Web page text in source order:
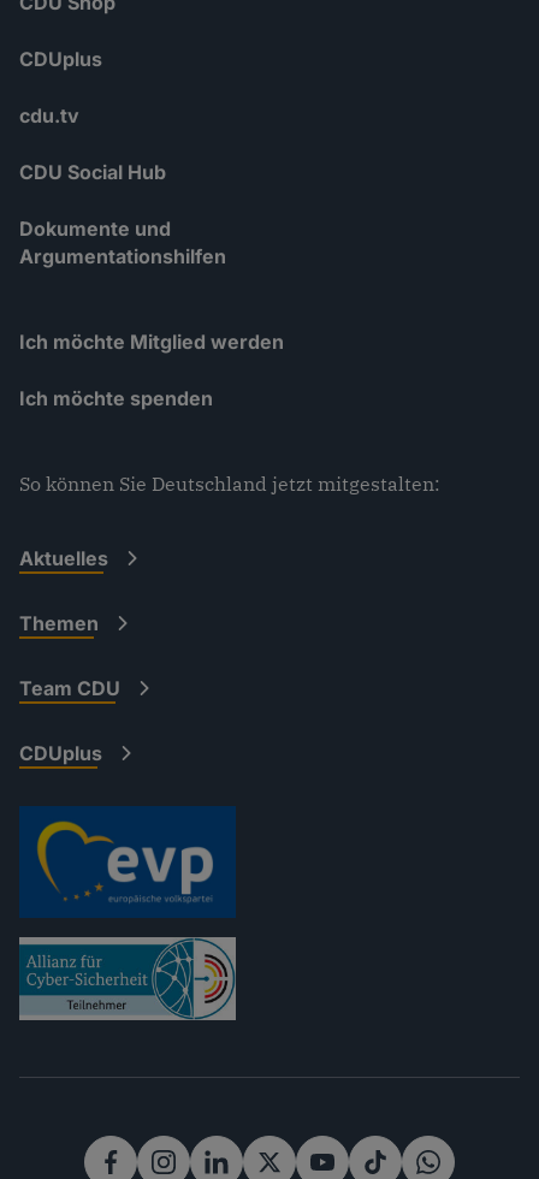
CDUplus
cdu.tv
CDU Social Hub
Dokumente und
Argumentationshilfen
Ich möchte Mitglied werden
Ich möchte spenden
So können Sie Deutschland jetzt mitgestalten:
Aktuelles
Themen
Team CDU
CDUplus